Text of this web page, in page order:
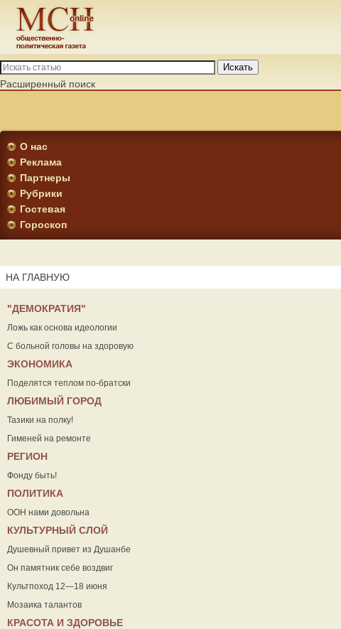
Искать
Расширенный поиск
О нас
Реклама
Партнеры
Рубрики
Гостевая
Гороскоп
НА ГЛАВНУЮ
"ДЕМОКРАТИЯ"
Ложь как основа идеологии
С больной головы на здоровую
ЭКОНОМИКА
Поделятся теплом по-братски
ЛЮБИМЫЙ ГОРОД
Тазики на полку!
Гименей на ремонте
РЕГИОН
Фонду быть!
ПОЛИТИКА
ООН нами довольна
КУЛЬТУРНЫЙ СЛОЙ
Душевный привет из Душанбе
Он памятник себе воздвиг
Культпоход 12—18 июня
Мозаика талантов
КРАСОТА И ЗДОРОВЬЕ